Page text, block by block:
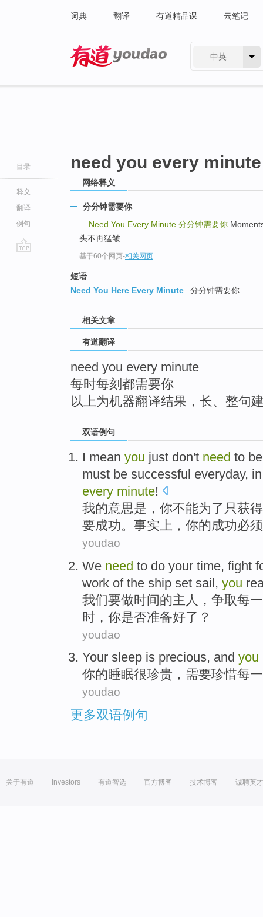
词典 翻译 有道精品课 云笔记
中英
目录
释义
翻译
例句
need you every minute
网络释义
分分钟需要你
Need You Every Minute 分分钟需要你
头不再猛皱 ...
基于60个网页-相关网页
短语
Need You Here Every Minute
分分钟需要你
相关文章
有道翻译
need you every minute
每时每刻都需要你
以上为机器翻译结果，长、整句
双语例句
I mean you just don't need to
must be successful everyday,
every minute!
我的意思是 ， 你不能为了 只获得
要成功。 事实上 ， 你的成功必须
youdao
We need to do your time, fight
work of the ship set sail, you
我们要做时间的主人， 争取每一
时， 你是否准备好了？
youdao
Your sleep is precious, and you
你的睡眠很珍贵 ， 需要珍惜每一
youdao
更多双语例句
关于有道 Investors 有道智选 官方博客 技术博客 诚聘英才